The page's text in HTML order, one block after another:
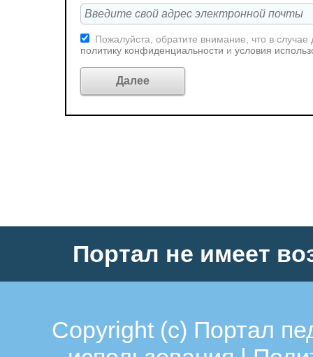
Пожалуйста, обратите внимание, что в
политику конфиденциальности и условия
Портал не имеет
Copyright (c) Портал